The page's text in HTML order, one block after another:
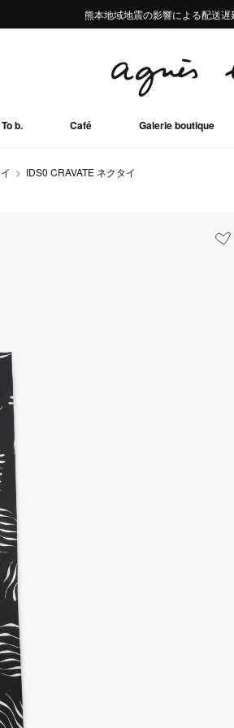
熊本地域地震の影響による配送遅
Summer Sale
熊本地域地震の影響による配送遅
Summer Sale
To b. Café Galerie boutique
IDS0 CRAVATE ネクタイ